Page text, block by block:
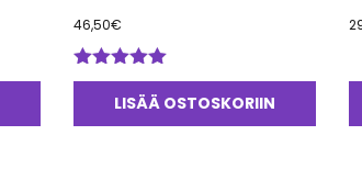
46,50€
Arvostelu
tuotteesta:
LISÄÄ OSTOSKORIIN